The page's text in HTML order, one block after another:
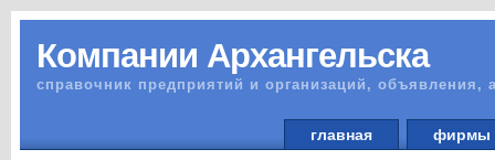
Компании Архангельска
справочник предприятий и организаций, объявления,
главная